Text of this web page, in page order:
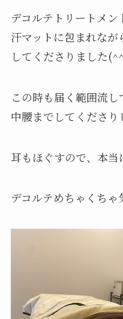
デコルテトリートメ
汗マットに包まれな
してくださりました
この時も届く範囲流
中腰までしてくださ
耳もほぐすので、本当
デコルテめちゃくち